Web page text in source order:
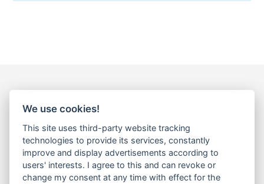
Treffen Sie uns vor
Ort.
We use cookies!
This site uses third-party website tracking
technologies to provide its services, constantly
improve and display advertisements according to
users' interests. I agree to this and can revoke or
change my consent at any time with effect for the